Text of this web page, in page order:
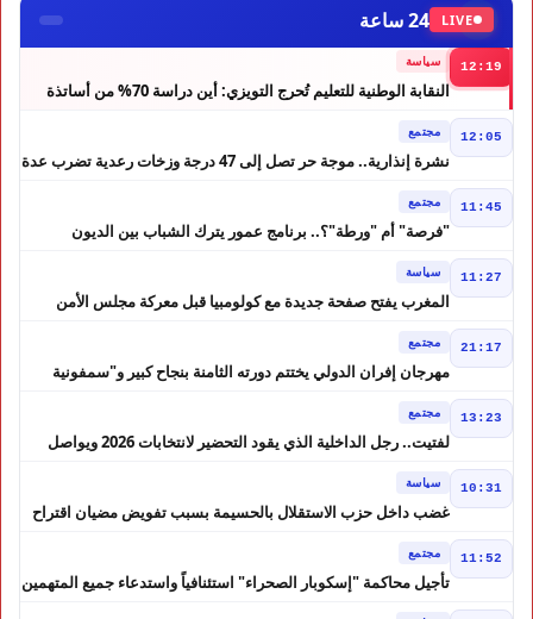
LIVE 24 ساعة
12:19 سياسة
النقابة الوطنية للتعليم تُحرج التويزي: أين دراسة 70% من أساتذة
12:05 مجتمع
نشرة إنذارية.. موجة حر تصل إلى 47 درجة وزخات رعدية تضرب عدة
11:45 مجتمع
"فرصة" أم "ورطة"؟.. برنامج عمور يترك الشباب بين الديون
11:27 سياسة
المغرب يفتح صفحة جديدة مع كولومبيا قبل معركة مجلس الأمن
21:17 مجتمع
مهرجان إفران الدولي يختتم دورته الثامنة بنجاح كبير و"سمفونية
13:23 مجتمع
لفتيت.. رجل الداخلية الذي يقود التحضير لانتخابات 2026 ويواصل
10:31 سياسة
غضب داخل حزب الاستقلال بالحسيمة بسبب تفويض مضيان اقتراح
11:52 مجتمع
تأجيل محاكمة "إسكوبار الصحراء" استئنافياً واستدعاء جميع المتهمين